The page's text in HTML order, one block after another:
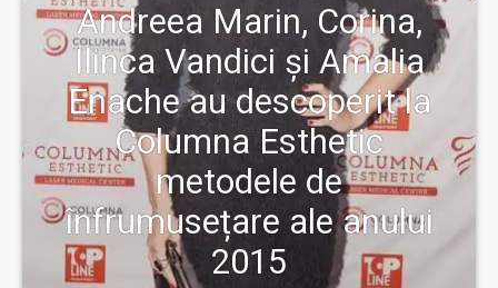
Andreea Marin, Corina,
Ilinca Vandici și Amalia
Enache au descoperit la
Columna Esthetic
metodele de
înfrumusețare ale anului
2015